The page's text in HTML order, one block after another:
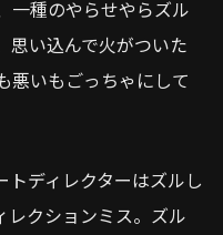
一種のやらせやらズル
思い込んで火がついた
悪いもごっちゃにして
トディレクターはズルし
レクションミス。ズル